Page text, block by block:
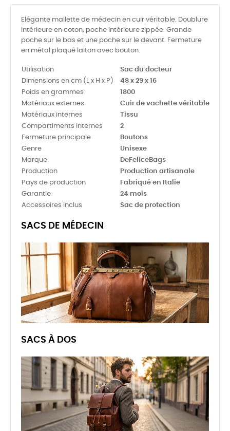
Elégante mallette de médecin en cuir véritable. Doublure
intérieure en coton, poche intérieure zippée. Grande
poche sur le bas et une poche sur le devant. Fermeture
en métal plaqué laiton avec bouton.
Utilisation
Sac du docteur
Dimensions en cm (L x H x P)
48 x 29 x 16
Poids en grammes
1800
Matériaux externes
Cuir de vachette véritable
Matériaux internes
Tissu
Compartiments internes
2
Fermeture principale
Boutons
Genre
Unisexe
Marque
DeFeliceBags
Production
Production artisanale
Pays de production
Fabriqué en Italie
Garantie
24 mois
Accessoires inclus
Sac de protection
SACS DE MÉDECIN
SACS À DOS